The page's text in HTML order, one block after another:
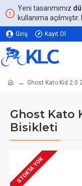
Yeni tasarımımız
kullanıma
Giriş Kayıt Ol
Ghost Kato Kid 2.0
Ghost Kato
Bisikleti
STOKTA YOK